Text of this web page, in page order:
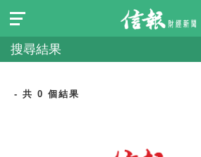
搜尋結果
- 共 0 個結果